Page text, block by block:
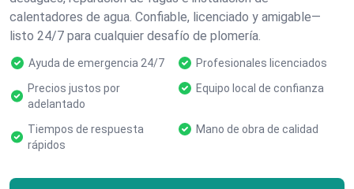
calentadores de agua. Confiable, licenciado y amigable—
listo 24/7 para cualquier desafío de plomería.
Ayuda de emergencia 24/7
Profesionales licenciados
Precios justos por
adelantado
Equipo local de confianza
Tiempos de respuesta
rápidos
Mano de obra de calidad